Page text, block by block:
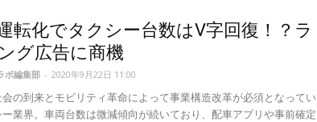
動
転化でタクシー台数はV字回復！？ラ
グ広告に商機
ボ編集部 - 2020年9月22日 11:00
会の到来とモビリティ革命によって事業構造改革が必須となってい
業界。車両台数は微減傾向が続いており、配車アプリや事前確定